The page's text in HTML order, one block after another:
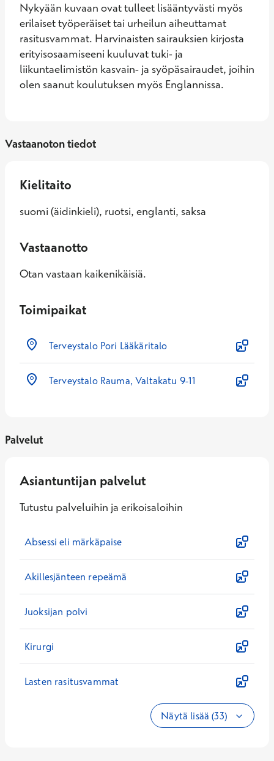
Nykyään kuvaan ovat tulleet lisääntyvästi myös
erilaiset työperäiset tai urheilun aiheuttamat
rasitusvammat. Harvinaisten sairauksien kirjosta
erityisosaamiseeni kuuluvat tuki- ja
liikuntaelimistön kasvain- ja syöpäsairaudet, joihin
olen saanut koulutuksen myös Englannissa.
Vastaanoton tiedot
Kielitaito
suomi (äidinkieli), ruotsi, englanti, saksa
Vastaanotto
Otan vastaan kaikenikäisiä.
Toimipaikat
Terveystalo Pori Lääkäritalo
Terveystalo Rauma, Valtakatu 9-11
Palvelut
Asiantuntijan palvelut
Tutustu palveluihin ja erikoisaloihin
Absessi eli märkäpaise
Akillesjänteen repeämä
Juoksijan polvi
Kirurgi
Lasten rasitusvammat
Näytä lisää (33)